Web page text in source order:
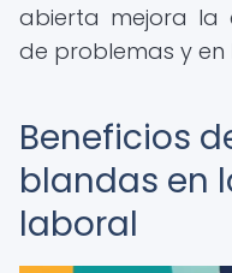
abierta mejora la
de problemas y en
Beneficios
blandas en
laboral